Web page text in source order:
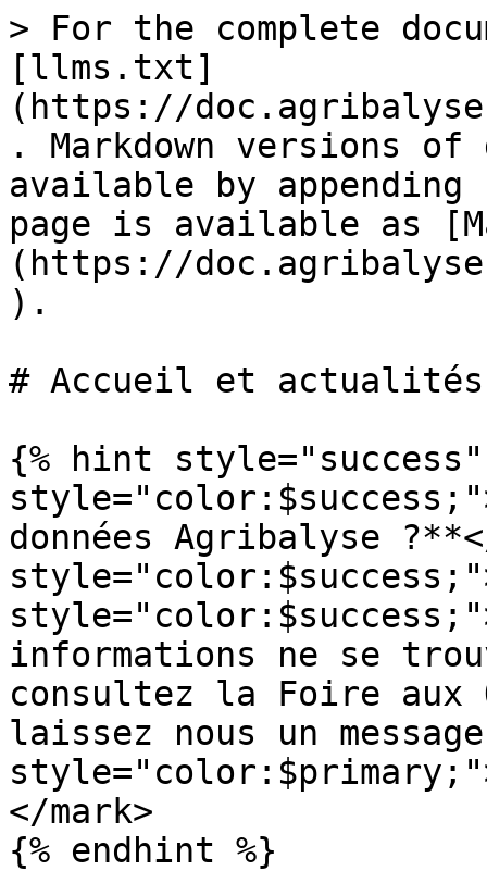
> For the complete
[llms.txt]
(https://
. Markdown versions of
available by
page is available as
(https://
).
# Accueil et actualités
{% hint style="success"
données Agribalyse
informations ne se
consultez la Foire aux
laissez nous un
</mark>
{% endhint %}